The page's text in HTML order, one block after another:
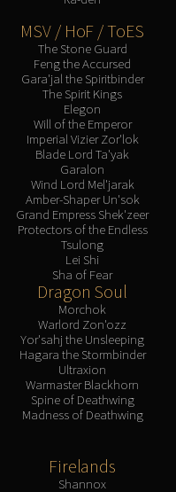
MSV / HoF / ToES
The Stone Guard
Feng the Accursed
Gara'jal the Spiritbinder
The Spirit Kings
Elegon
Will of the Emperor
Imperial Vizier Zor'lok
Blade Lord Ta'yak
Garalon
Wind Lord Mel'jarak
Amber-Shaper Un'sok
Grand Empress Shek'zeer
Protectors of the Endless
Tsulong
Lei Shi
Sha of Fear
Dragon Soul
Morchok
Warlord Zon'ozz
Yor'sahj the Unsleeping
Hagara the Stormbinder
Ultraxion
Warmaster Blackhorn
Spine of Deathwing
Madness of Deathwing
Firelands
Shannox